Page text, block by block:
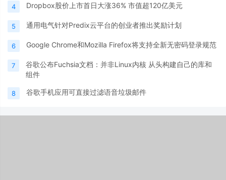
4 Dropbox股价上市首日大涨36% 市值超120亿美元
5 通用电气针对Predix云平台的创业者推出奖励计划
6 Google Chrome和Mozilla Firefox将支持全新无密码登录规范
7
谷歌公布Fuchsia文档：并非Linux内核 从头构建自己的库和
组件
8 谷歌手机应用可直接过滤语音垃圾邮件